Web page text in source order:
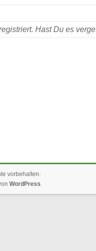
Hast Du es
vorbehalten.
WordPress.